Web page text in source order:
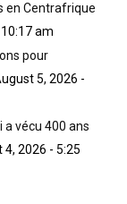
en Centrafrique
am
pour
5, 2026 -
vécu 400 ans
4, 2026 - 5:25